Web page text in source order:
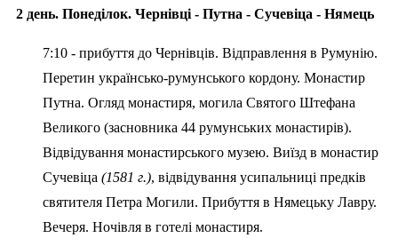
2 день. Понеділок. Чернівці - Путна - Сучевіца - Нямець
7:10 - прибуття до Чернівців. Відправлення в Румунію.
Перетин українсько-румунського кордону. Монастир
Путна. Огляд монастиря, могила Святого Штефана
Великого (засновника 44 румунських монастирів).
Відвідування монастирського музею. Виїзд в монастир
Сучевіца (1581 г.), відвідування усипальниці предків
святителя Петра Могили. Прибуття в Нямецьку Лавру.
Вечеря. Ночівля в готелі монастиря.